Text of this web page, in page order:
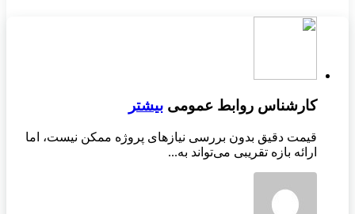
کارشناس روابط عمومی بیشتر
قیمت دقیق بدون بررسی نیازهای پروژه ممکن نیست، اما
ارائه بازه تقریبی می‌تواند به...